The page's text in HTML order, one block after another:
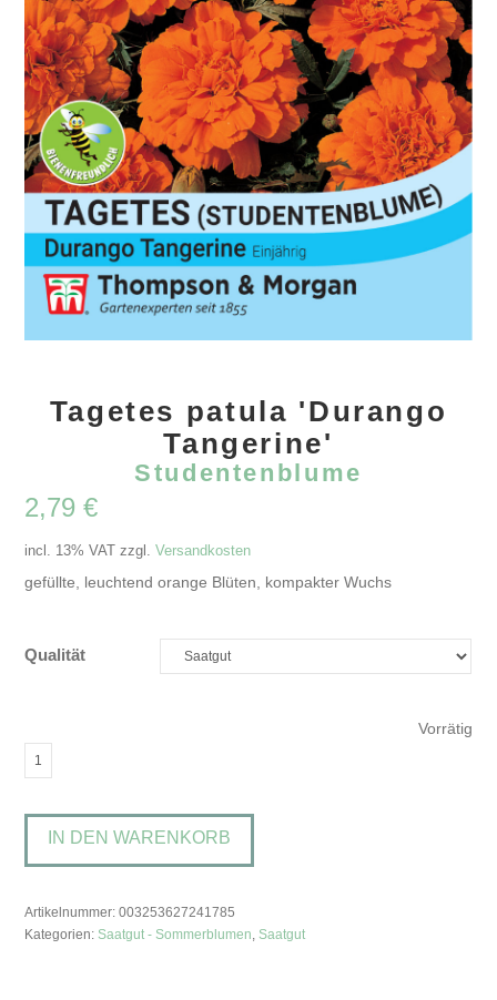
Tagetes patula 'Durango
Tangerine'
Studentenblume
2,79€
incl. 13% VAT zzgl.Versandkosten
gefüllte, leuchtend orange Blüten, kompakter Wuchs
Qualität
Vorrätig
Tagetes
'Durango
Tangerine'Studentenblume
Menge
IN DEN WARENKORB
Artikelnummer:003253627241785
Kategorien: Saatgut - Sommerblumen Saatgut